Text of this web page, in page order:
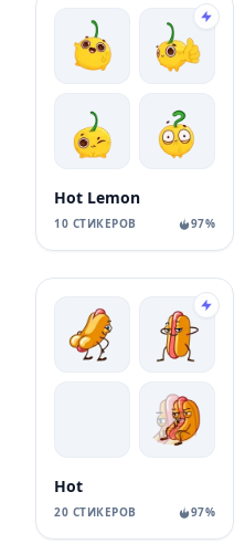
Hot Lemon
10 СТИКЕРОВ 97%
Hot
20 СТИКЕРОВ 97%